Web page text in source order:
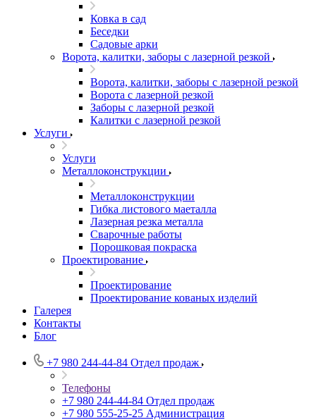
Ковка в сад
Беседки
Садовые арки
Ворота, калитки, заборы с лазерной резкой
Ворота, калитки, заборы с лазерной резкой
Ворота с лазерной резкой
Заборы с лазерной резкой
Калитки с лазерной резкой
Услуги
Услуги
Металлоконструкции
Металлоконструкции
Гибка листового маеталла
Лазерная резка металла
Сварочные работы
Порошковая покраска
Проектирование
Проектирование
Проектирование кованых изделий
Галерея
Контакты
Блог
+7 980 244-44-84 Отдел продаж
Телефоны
+7 980 244-44-84 Отдел продаж
+7 980 555-25-25 Администрация